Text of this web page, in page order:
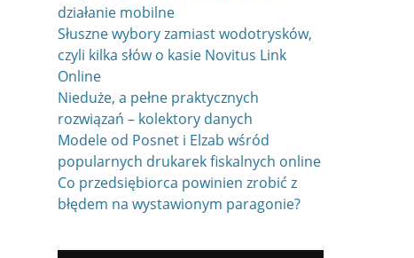
działanie mobilne
Słuszne wybory zamiast wodotrysków,
czyli kilka słów o kasie Novitus Link
Online
Nieduże, a pełne praktycznych
rozwiązań – kolektory danych
Modele od Posnet i Elzab wśród
popularnych drukarek fiskalnych online
Co przedsiębiorca powinien zrobić z
błędem na wystawionym paragonie?